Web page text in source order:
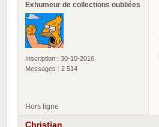
Exhumeur de collections oubliées
Inscription : 30-10-2016
Messages : 2 514
Hors ligne
Christian